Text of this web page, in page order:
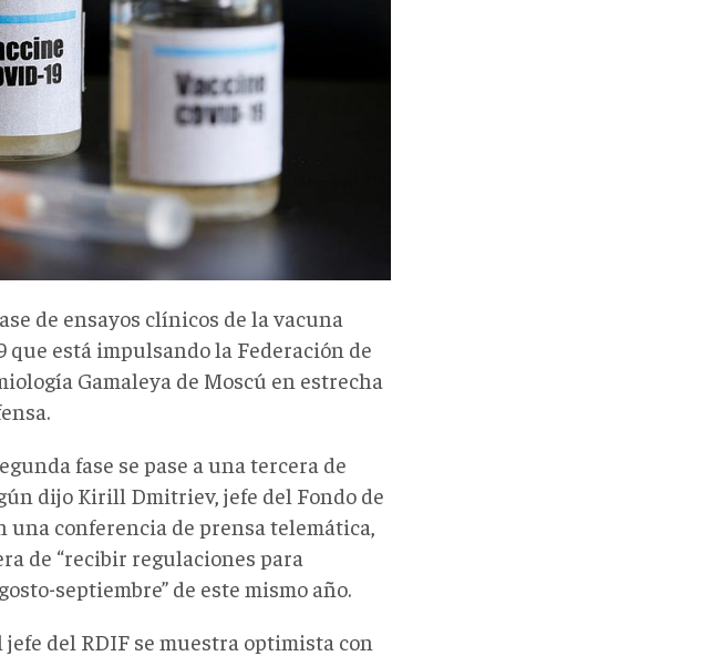
de ensayos clínicos de la vacuna
está impulsando la Federación de
Gamaleya de Moscú en estrecha
fase se pase a una tercera de
dijo Kirill Dmitriev, jefe del Fondo de
conferencia de prensa telemática,
de “recibir regulaciones para
septiembre” de este mismo año.
jefe del RDIF se muestra optimista con